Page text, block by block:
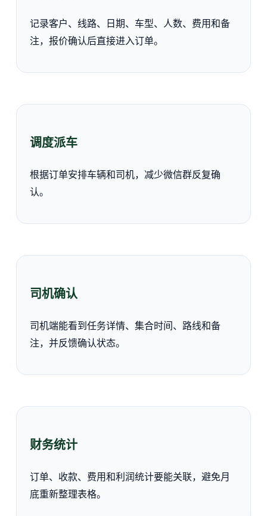
记录客户、线路、日期、车型、人数、费用和备
注，报价确认后直接进入订单。
调度派车
根据订单安排车辆和司机，减少微信群反复确
认。
司机确认
司机端能看到任务详情、集合时间、路线和备
注，并反馈确认状态。
财务统计
订单、收款、费用和利润统计要能关联，避免月
底重新整理表格。